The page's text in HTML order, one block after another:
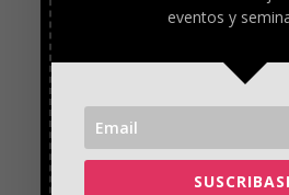
garantiza más productividad, dado
«América Latina tiene una legislación
jornada de trabajo y es imperativo que
recomendó Bertranou.
eventos y